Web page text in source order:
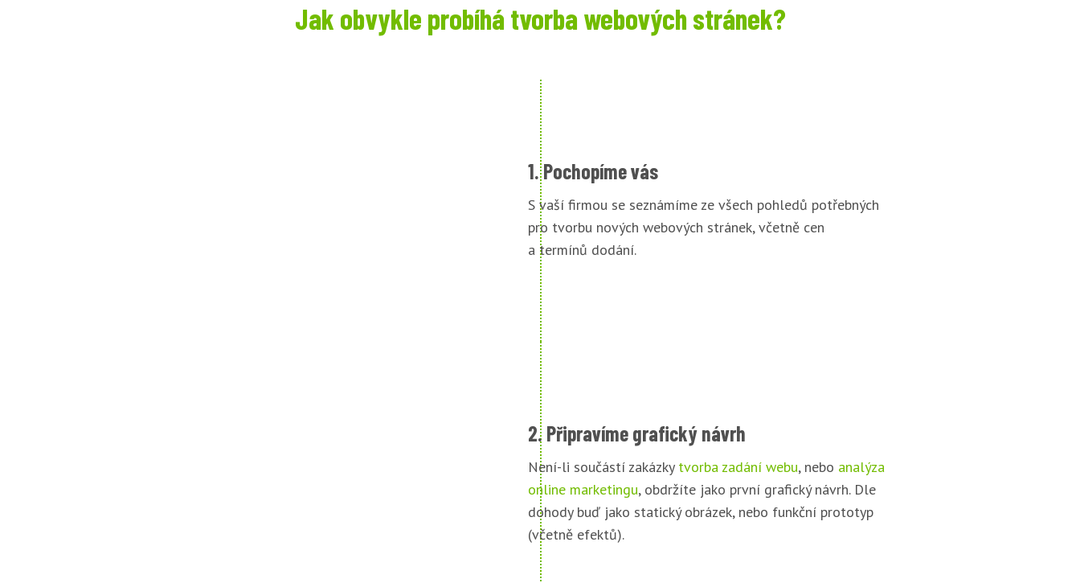
Jak obvykle probíhá tvorba webových stránek?
1. Pochopíme vás
S vaší firmou se seznámíme ze všech pohledů potřebných
pro tvorbu nových webových stránek, včetně cen
a termínů dodání.
2. Připravíme grafický návrh
Není-li součástí zakázky tvorba zadání webu, nebo analýza
online marketingu, obdržíte jako první grafický návrh. Dle
dohody buď jako statický obrázek, nebo funkční prototyp
(včetně efektů).